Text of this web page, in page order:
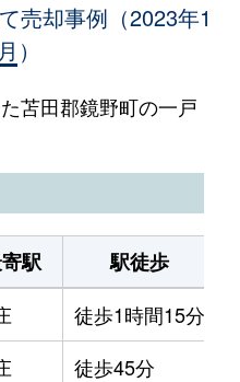
売却事例（2023年1
）
苫田郡鏡野町の一戸
駅 駅徒歩
徒歩1時間15分
徒歩45分